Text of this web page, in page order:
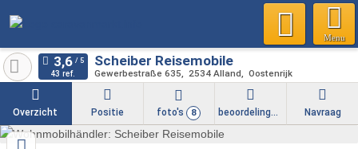
Menu
Scheiber Reisemobile
Gewerbestraße 635 2534 Alland Oostenrijk
43 ref.
Overzicht Positie foto's 8 beoordelingen Navraag